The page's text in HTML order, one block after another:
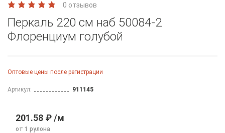
0 отзывов
Перкаль 220 см наб 50084-2
Флоренциум голубой
Оптовые цены после регистрации
Артикул: 911145
201.58 ₽ /м
от 1 рулона